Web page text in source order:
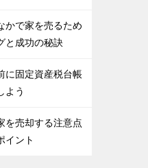
かで家を売るため
と成功の秘訣
に固定資産税台帳
よう
を売却する注意点
イント